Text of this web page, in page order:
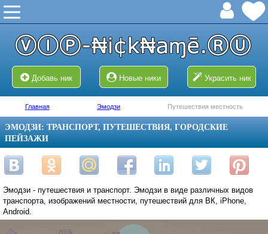
Добавь ник Новые ники Украсить ник
Главная Эмодзи Путешествия местность
ЭМОДЗИ: ТРАНСПОРТ, ПУТЕШЕСТВИЯ, ГОРОДСКИЕ
ПЕЙЗАЖИ
Эмодзи - путешествия и транспорт. Эмодзи в виде различных видов
транспорта, изображений местности, путешествий для ВК, iPhone,
Android.